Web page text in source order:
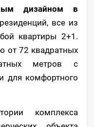
дизайном в
все из
квартиры 2+1.
от 72 квадратных
метров с
для комфортного
комплекса